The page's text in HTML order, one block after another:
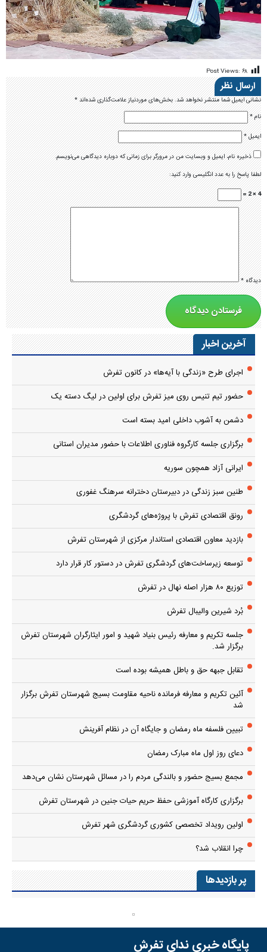
Post Views: ۶۸
ارسال نظر
نشانی ایمیل شما منتشر نخواهد شد.بخش‌های موردنیاز علامت‌گذاری شده‌اند*
نام*
ایمیل*
ذخیره نام، ایمیل و وبسایت من در مرورگر برای زمانی که دوباره دیدگاهی می‌نویسم.
لطفا پاسخ را به عدد انگلیسی وارد کنید:
4 × 2 =
دیدگاه*
آخرین اخبار
اجرای طرح «زندگی با آیه‌ها» در کانون تفرش
حضور تیم تنیس روی میز تفرش برای اولین در لیگ دسته یک
دشمن به آشوب داخلی امید بسته است
برگزاری جلسه کارگروه فناوری اطلاعات با حضور مدیران استانی
ایرانی آزاد همچون سوریه
طنین سبز زندگی در دبیرستان دخترانه سرهنگ غفوری
رونق اقتصادی تفرش با پروژه‌های گردشگری
بازدید معاون اقتصادی استاندار مرکزی از شهرستان تفرش
توسعه زیرساخت‌های گردشگری تفرش در دستور کار قرار دارد
توزیع ۸۰ هزار اصله نهال در تفرش
بُرد شیرین والیبال تفرش
جلسه تکریم و معارفه رئیس بنیاد شهید و امور ایثارگران شهرستان تفرش
برگزار شد.
تقابل جبهه حق و باطل همیشه بوده است
آئین تکریم و معارفه فرمانده ناحیه مقاومت بسیج شهرستان تفرش برگزار
شد
تبیین فلسفه ماه رمضان و جایگاه آن در نظام آفرینش
دعای روز اول ماه مبارک رمضان
مجمع بسیج حضور و بالندگی مردم را در مسائل شهرستان نشان می‌دهد
برگزاری کارگاه آموزشی حفظ حریم حیات جنین در شهرستان تفرش
اولین رویداد تخصصی کشوری گردشگری شهر تفرش
چرا انقلاب شد؟
پر بازدیدها
پایگاه خبری ندای تفرش